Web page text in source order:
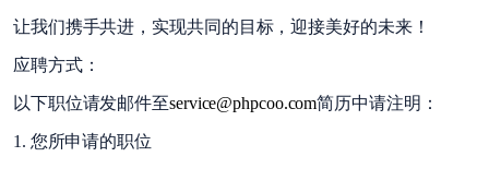
让我们携手共进，实现共同的目标，迎接美好的未来！
应聘方式：
以下职位请发邮件至service@phpcoo.com简历中请注明：
1. 您所申请的职位